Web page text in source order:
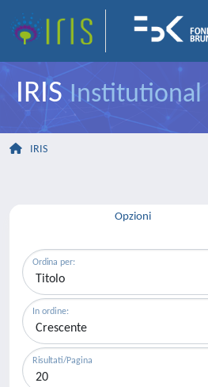
IRISInstitutional
IRIS
Opzioni
Ordina per:
In ordine:
Risultati/Pagina